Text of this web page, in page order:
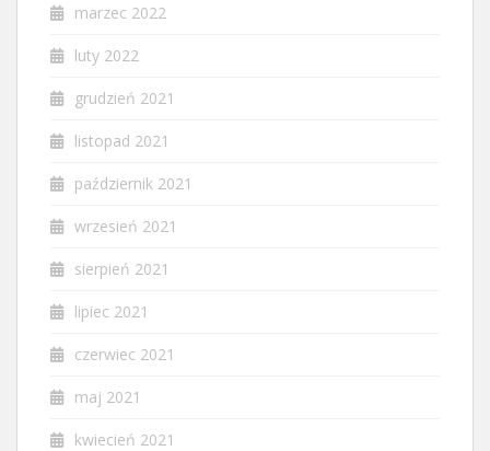
marzec 2022
luty 2022
grudzień 2021
listopad 2021
październik 2021
wrzesień 2021
sierpień 2021
lipiec 2021
czerwiec 2021
maj 2021
kwiecień 2021